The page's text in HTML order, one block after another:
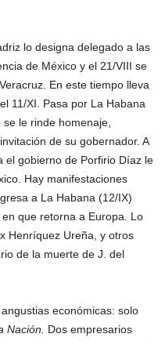
lo designa delegado a las
de México y el 21/VIII se
En este tiempo lleva
11/XI. Pasa por La Habana
le rinde homenaje,
de su gobernador. A
el gobierno de Porfirio Díaz le
Hay manifestaciones
a La Habana (12/IX)
que retorna a Europa. Lo
Henríquez Ureña, y otros
de la muerte de J. del
económicas: solo
Nación. Dos empresarios